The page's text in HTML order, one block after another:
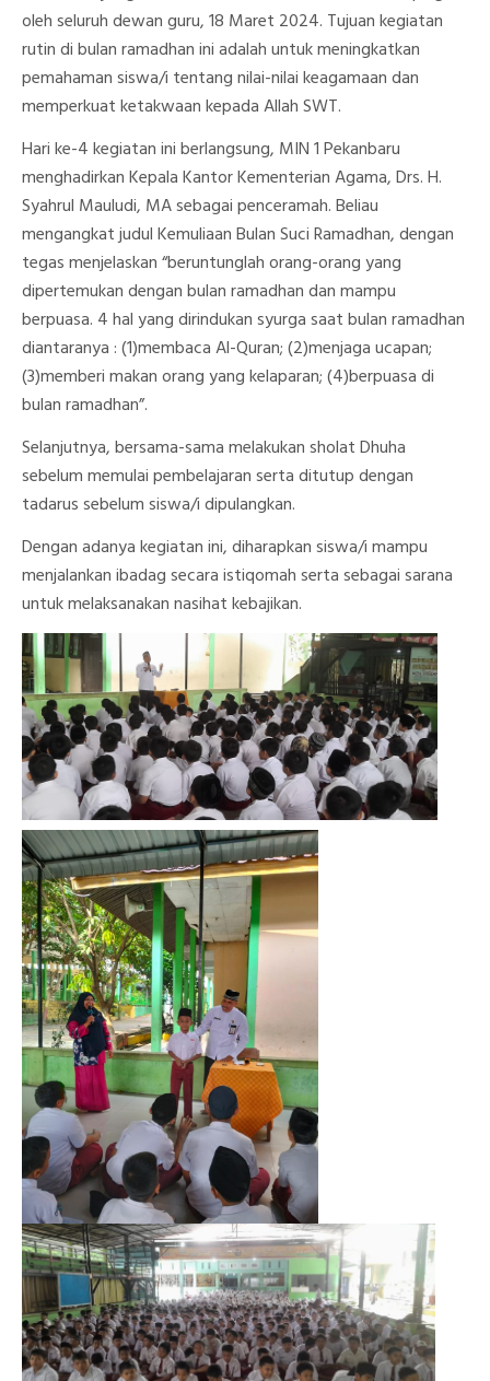
oleh seluruh dewan guru, 18 Maret 2024. Tujuan kegiatan
rutin di bulan ramadhan ini adalah untuk meningkatkan
pemahaman siswa/i tentang nilai-nilai keagamaan dan
memperkuat ketakwaan kepada Allah SWT.
Hari ke-4 kegiatan ini berlangsung, MIN 1 Pekanbaru
menghadirkan Kepala Kantor Kementerian Agama, Drs. H.
Syahrul Mauludi, MA sebagai penceramah. Beliau
mengangkat judul Kemuliaan Bulan Suci Ramadhan, dengan
tegas menjelaskan “beruntunglah orang-orang yang
dipertemukan dengan bulan ramadhan dan mampu
berpuasa. 4 hal yang dirindukan syurga saat bulan ramadhan
diantaranya : (1)membaca Al-Quran; (2)menjaga ucapan;
(3)memberi makan orang yang kelaparan; (4)berpuasa di
bulan ramadhan”.
Selanjutnya, bersama-sama melakukan sholat Dhuha
sebelum memulai pembelajaran serta ditutup dengan
tadarus sebelum siswa/i dipulangkan.
Dengan adanya kegiatan ini, diharapkan siswa/i mampu
menjalankan ibadag secara istiqomah serta sebagai sarana
untuk melaksanakan nasihat kebajikan.